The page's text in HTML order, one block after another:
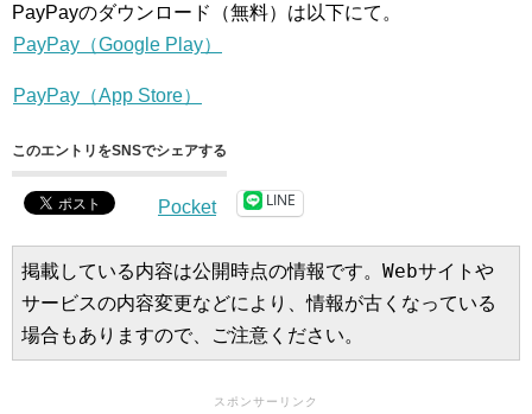
PayPayのダウンロード（無料）は以下にて。
PayPay（Google Play）
PayPay（App Store）
このエントリをSNSでシェアする
Pocket LINE
掲載している内容は公開時点の情報です。Webサイトや
サービスの内容変更などにより、情報が古くなっている
場合もありますので、ご注意ください。
スポンサーリンク